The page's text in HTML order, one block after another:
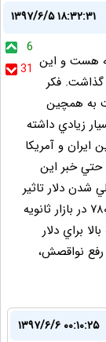
۱۳۹۷/۶/۵ ۱۸:۳۲:۳۱
6
31 هست و اين
فكر
به همچين
زيادي داشته
ايران و آمريكا
حتي خبر اين
شدن دلار تاثير
مي ذاره. غير از اينها دلار الان داره بين ٧٦٠٠ و ٧٨٠٠ در بازار ثانويه
شه. همه ي اينا يعني، قيمت ١٠٥٠٠ به بالا براي دلار
رفع نواقصش،
۱۳۹۷/۶/۶ ۰۰:۱۰:۲۵